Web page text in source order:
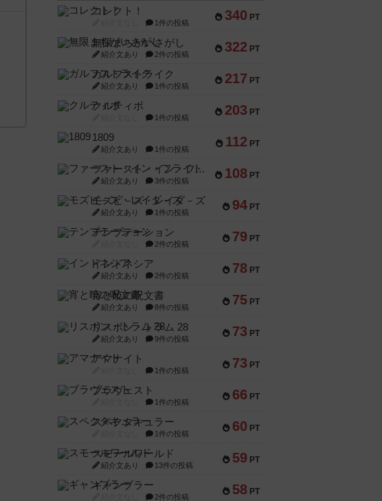
340 PT
コレクト！
1件の投稿
322 PT
無限まちがいさがし
紹介文あり 2件の投稿
217 PT
ガルフストライク
紹介文あり 1件の投稿
203 PT
クルティボ
1件の投稿
112 PT
1809
紹介文あり 1件の投稿
108 PT
ファースト・イン・フライト
紹介文あり 3件の投稿
94 PT
モズビ－ズ・レイダ－ズ
紹介文あり 1件の投稿
79 PT
テンプテーション
2件の投稿
78 PT
インドネシア
紹介文あり 2件の投稿
75 PT
宵と暁の呪文書
紹介文あり 8件の投稿
73 PT
リスボン・トラム 28
紹介文あり 9件の投稿
73 PT
アマナイト
1件の投稿
66 PT
ブラヴェスト
1件の投稿
60 PT
スペクタキュラー
1件の投稿
59 PT
スモールワールド
紹介文あり 13件の投稿
58 PT
ギャンブラー
2件の投稿